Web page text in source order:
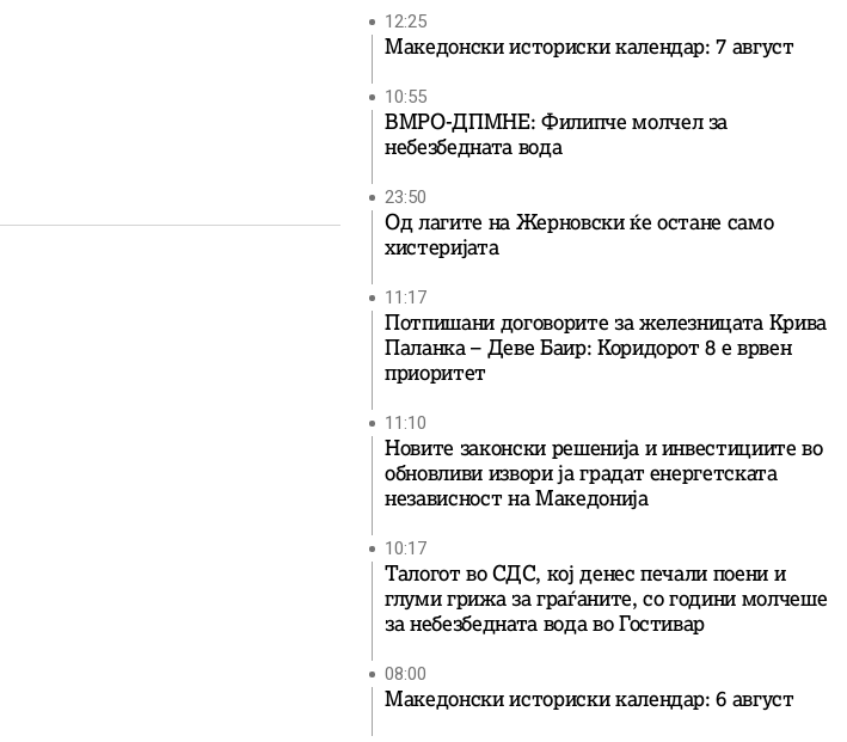
12:25
Македонски историски календар: 7 август
10:55
ВМРО-ДПМНЕ: Филипче молчел за
небезбедната вода
23:50
Од лагите на Жерновски ќе остане само
хистеријата
11:17
Потпишани договорите за железницата Крива
Паланка – Деве Баир: Коридорот 8 е врвен
приоритет
11:10
Новите законски решенија и инвестициите во
обновливи извори ја градат енергетската
независност на Македонија
10:17
Талогот во СДС, кој денес печали поени и
глуми грижа за граѓаните, со години молчеше
за небезбедната вода во Гостивар
08:00
Македонски историски календар: 6 август